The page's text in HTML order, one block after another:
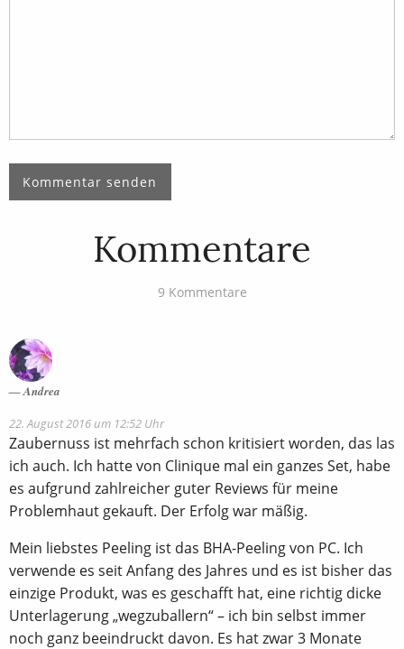
Kommentare
9 Kommentare
Andrea
22. August 2016 um 12:52 Uhr
Zaubernuss ist mehrfach schon kritisiert worden, das las
ich auch. Ich hatte von Clinique mal ein ganzes Set, habe
es aufgrund zahlreicher guter Reviews für meine
Problemhaut gekauft. Der Erfolg war mäßig.
Mein liebstes Peeling ist das BHA-Peeling von PC. Ich
verwende es seit Anfang des Jahres und es ist bisher das
einzige Produkt, was es geschafft hat, eine richtig dicke
Unterlagerung „wegzuballern“ – ich bin selbst immer
noch ganz beeindruckt davon. Es hat zwar 3 Monate